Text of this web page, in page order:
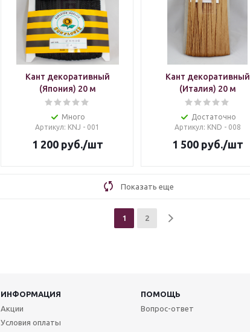
Кант декоративный
(Япония) 20 м
Много
Артикул: KNJ - 001
1 200руб./шт
Кант декоративный
(Италия) 20 м
Достаточно
Артикул: KND - 008
1 500руб./шт
Показать еще
1 2
ИНФОРМАЦИЯ
ПОМОЩЬ
Акции
Условия оплаты
Вопрос-ответ